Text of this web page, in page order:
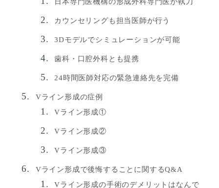
カウンセリングも担当医師が行う
3Dモデルでシミュレーションが可能
歯科・口腔外科とも提携
24時間医師対応の緊急連絡先を完備
Vライン形成の症例
Vライン形成①
Vライン形成②
Vライン形成③
Vライン形成で後悔することに関するQ&A
Vライン形成の手術のデメリットはなんで